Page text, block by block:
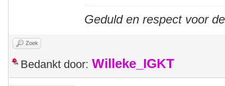
Geduld en respect voor
Zoek
Bedankt door: Willeke_IGKT